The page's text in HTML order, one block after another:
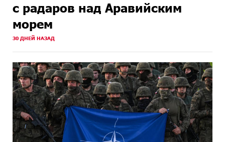
с радаров над Аравийским
морем
30 ДНЕЙ НАЗАД